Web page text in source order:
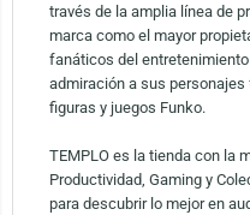
través de la amplia línea de
marca como el mayor
fanáticos del
admiración a sus
figuras y juegos Funko.
TEMPLO es la tienda con la
Productividad, Gaming y
para descubrir lo mejor en